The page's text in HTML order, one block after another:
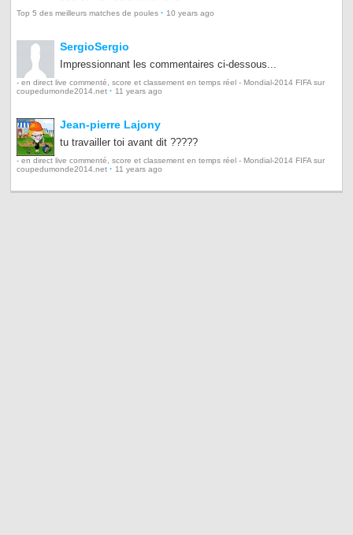
Top 5 des meilleurs matches de poules · 10 years ago
SergioSergio
Impressionnant les commentaires ci-dessous...
- en direct live commenté, score et classement en temps réel - Mondial-2014 FIFA sur
coupedumonde2014.net · 11 years ago
Jean-pierre Lajony
tu travailler toi avant dit ?????
- en direct live commenté, score et classement en temps réel - Mondial-2014 FIFA sur
coupedumonde2014.net · 11 years ago